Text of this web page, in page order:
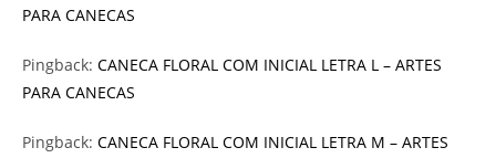
PARA CANECAS
Pingback: CANECA FLORAL COM INICIAL LETRA L – ARTES
PARA CANECAS
Pingback: CANECA FLORAL COM INICIAL LETRA M – ARTES